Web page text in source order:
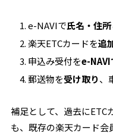
e-NAVIで氏名・住所
楽天ETCカードを追
申込み受付をe-
郵送物を受け取り、
補足として、過去にETC
も、既存の楽天カード